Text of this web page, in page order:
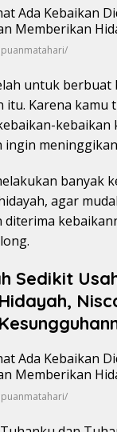
untuk berbuat
itu. Karena kamu
kebaikan
ingin
banyak
agar
Sedikit